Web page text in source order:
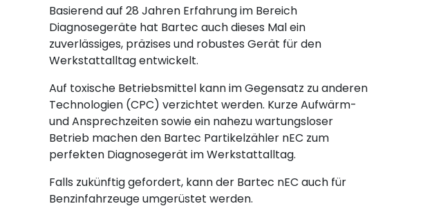
Basierend auf 28 Jahren Erfahrung im Bereich
Diagnosegeräte hat Bartec auch dieses Mal ein
zuverlässiges, präzises und robustes Gerät für den
Werkstattalltag entwickelt.
Auf toxische Betriebsmittel kann im Gegensatz zu anderen
Technologien (CPC) verzichtet werden. Kurze Aufwärm-
und Ansprechzeiten sowie ein nahezu wartungsloser
Betrieb machen den Bartec Partikelzähler nEC zum
perfekten Diagnosegerät im Werkstattalltag.
Falls zukünftig gefordert, kann der Bartec nEC auch für
Benzinfahrzeuge umgerüstet werden.